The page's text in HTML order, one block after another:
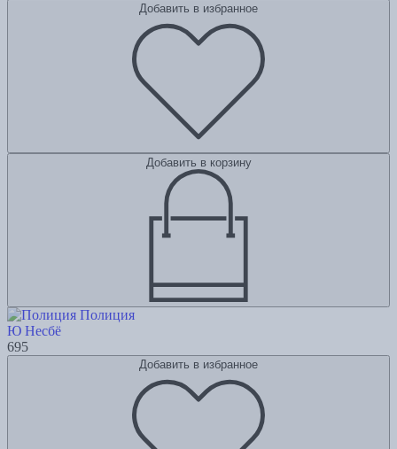
Добавить в избранное
Добавить в корзину
Полиция
Ю Несбё
695
Добавить в избранное